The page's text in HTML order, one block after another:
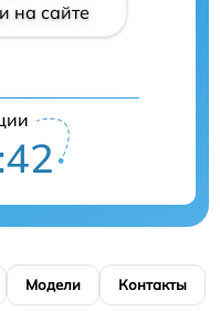
на сайте
Модели Контакты